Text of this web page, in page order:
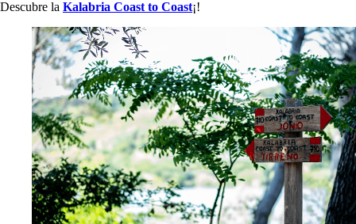
Descubre la Kalabria Coast to Coast¡!